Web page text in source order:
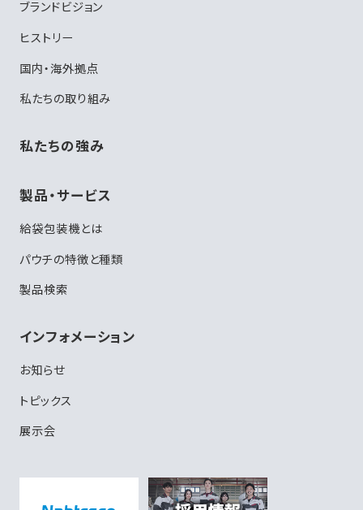
ブランドビジョン
ヒストリー
国内・海外拠点
私たちの取り組み
私たちの強み
製品・サービス
給袋包装機とは
パウチの特徴と種類
製品検索
インフォメーション
お知らせ
トピックス
展示会